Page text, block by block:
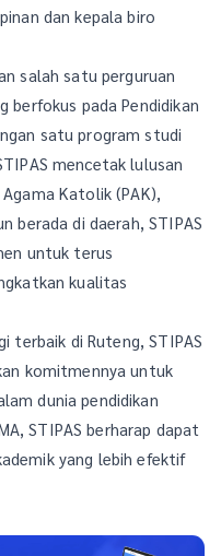
dan kepala biro
salah satu perguruan
berfokus pada Pendidikan
satu program studi
mencetak lulusan
Katolik (PAK),
berada di daerah, STIPAS
untuk terus
kualitas
terbaik di Ruteng, STIPAS
komitmennya untuk
dunia pendidikan
STIPAS berharap dapat
yang lebih efektif